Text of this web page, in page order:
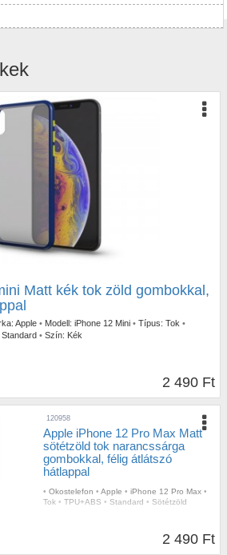
Matt kék tok zöld gombokkal,
Apple • Modell: iPhone 12 Mini • Típus: Tok •
Standard • Szín: Kék
2 490 Ft
120958
Apple iPhone 12 Pro Max Matt
sötétzöld tok narancssárga
gombokkal, félig átlátszó
hátlappal
• Okostelefon • Apple • iPhone 12 Pro Max •
Tok • TPU+ABS • Standard • Sötétzöld
2 490 Ft